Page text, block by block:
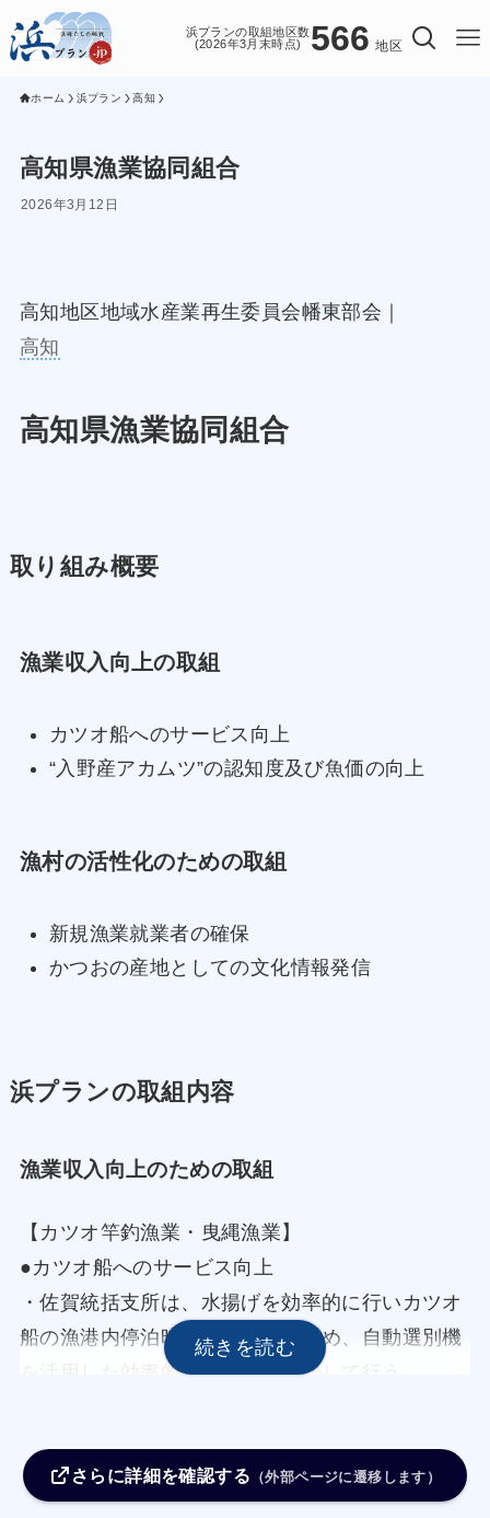
浜プランの取組地区数
(2026年3月末時点)
566 地区
ホーム 浜プラン 高知
高知県漁業協同組合
2026年3月12日
高知地区地域水産業再生委員会幡東部会｜
高知
高知県漁業協同組合
取り組み概要
漁業収入向上の取組
カツオ船へのサービス向上
“入野産アカムツ”の認知度及び魚価の向上
漁村の活性化のための取組
新規漁業就業者の確保
かつおの産地としての文化情報発信
浜プランの取組内容
漁業収入向上のための取組
【カツオ竿釣漁業・曳縄漁業】
●カツオ船へのサービス向上
・佐賀統括支所は、水揚げを効率的に行いカツオ
船の漁港内停泊時間を短縮するため、自動選別機
を活用した効率的な水揚げを継続して行う。
揚げの受け入れ体制を強化する。
さらに詳細を確認する （外部ページに遷移します）